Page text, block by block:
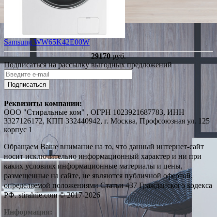
Samsung WW65K42E00W
29170руб.
Подписаться на рассылку выгодных предложений
Подписаться
Реквизиты компании:
ООО "Стиральные ком" , ОГРН 1023921687783, ИНН
3327126172, КПП 332440942, г. Москва, Профсоюзная ул. 125
корпус 1
Обращаем Ваше внимание на то, что данный интернет-сайт
носит исключительно информационный характер и ни при
каких условиях информационные материалы и цены,
размещенные на сайте, не являются публичной офертой,
определяемой положениями Статьи 437 Гражданского кодекса
РФ. stiralnie.com © 2017-2026
Информация: